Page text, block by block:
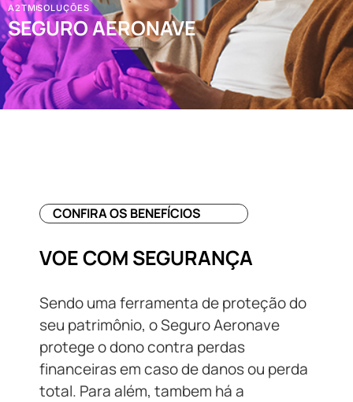
A2TMSOLUÇÕES
SEGURO AERONAVE
CONFIRA OS BENEFÍCIOS
VOE COM SEGURANÇA
Sendo uma ferramenta de proteção do
seu patrimônio, o Seguro Aeronave
protege o dono contra perdas
financeiras em caso de danos ou perda
total. Para além, tambem há a